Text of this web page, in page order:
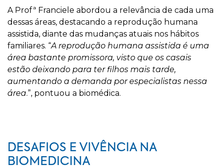
A Profª Franciele abordou a relevância de cada uma
dessas áreas, destacando a reprodução humana
assistida, diante das mudanças atuais nos hábitos
familiares. “A reprodução humana assistida é uma
área bastante promissora, visto que os casais
estão deixando para ter filhos mais tarde,
aumentando a demanda por especialistas nessa
área.”, pontuou a biomédica.
DESAFIOS E VIVÊNCIA NA
BIOMEDICINA